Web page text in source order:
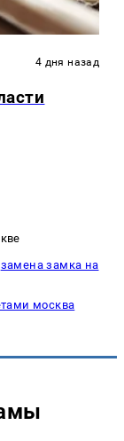
4 дня назад
замена замка на
москва